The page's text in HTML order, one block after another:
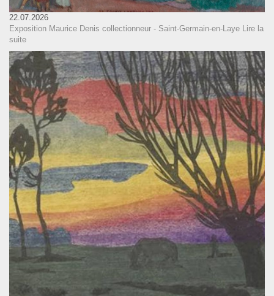
22.07.2026
Exposition Maurice Denis collectionneur - Saint-Germain-en-Laye
Lire la
suite